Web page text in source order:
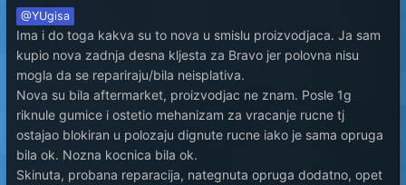
@YUgisa
Ima i do toga kakva su to nova u smislu proizvodjaca. Ja sam
kupio nova zadnja desna kljesta za Bravo jer polovna nisu
mogla da se repariraju/bila neisplativa.
Nova su bila aftermarket, proizvodjac ne znam. Posle 1g
riknule gumice i ostetio mehanizam za vracanje rucne tj
ostajao blokiran u polozaju dignute rucne iako je sama opruga
bila ok. Nozna kocnica bila ok.
Skinuta, probana reparacija, nategnuta opruga dodatno, opet